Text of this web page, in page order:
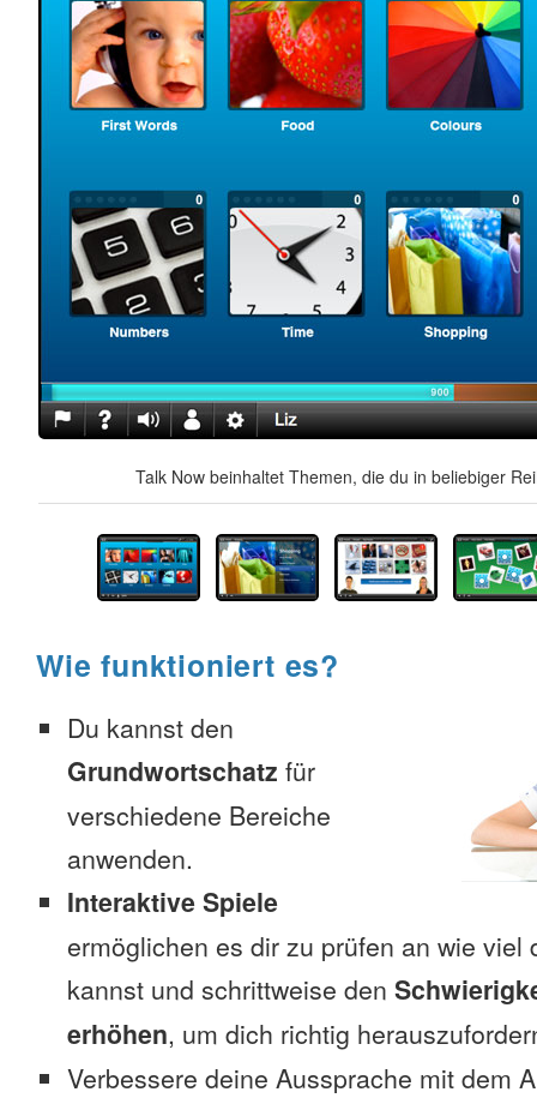
Talk Now beinhaltet Themen, die du in beliebiger
Wie funktioniert es?
Du kannst den
Grundwortschatz für
verschiedene Bereiche
anwenden.
Interaktive Spiele
ermöglichen es dir zu prüfen an wie viel
kannst und schrittweise den
erhöhen, um dich richtig
Verbessere deine Aussprache mit dem